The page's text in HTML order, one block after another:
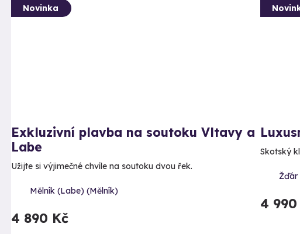
Novinka
Exkluzivní plavba na soutoku Vltavy a
Labe
Užijte si výjimečné chvíle na soutoku dvou řek.
Mělník (Labe) (Mělník)
4 890 Kč
Skotský
Žďár
4 990